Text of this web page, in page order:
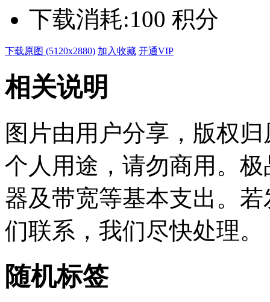
下载消耗:100 积分
下载原图 (5120x2880) 加入收藏 开通VIP
相关说明
图片由用户分享，版权
个人用途，请勿商用。
器及带宽等基本支出。
们联系，我们尽快处理。
随机标签